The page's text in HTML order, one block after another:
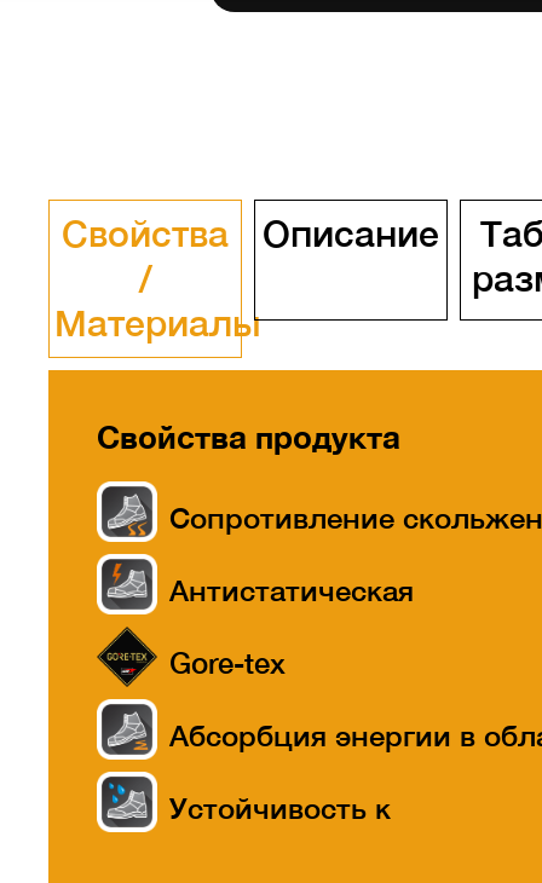
Свойства
/
Материалы
Описание
Свойства продукта
Сопротивление
Антистатическая
Gore-tex
Абсорбция энергии в
Устойчивость к